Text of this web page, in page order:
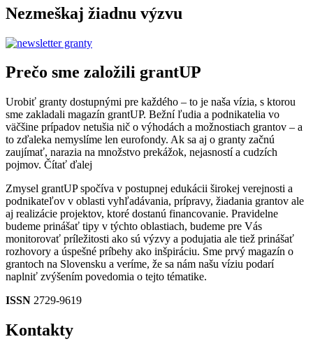
Nezmeškaj žiadnu výzvu
Prečo sme založili grantUP
Urobiť granty dostupnými pre každého – to je naša vízia, s ktorou
sme zakladali magazín grantUP. Bežní ľudia a podnikatelia vo
väčšine prípadov netušia nič o výhodách a možnostiach grantov – a
to zďaleka nemyslíme len eurofondy. Ak sa aj o granty začnú
zaujímať, narazia na množstvo prekážok, nejasností a cudzích
pojmov. Čítať ďalej
Zmysel grantUP spočíva v postupnej edukácii širokej verejnosti a
podnikateľov v oblasti vyhľadávania, prípravy, žiadania grantov ale
aj realizácie projektov, ktoré dostanú financovanie. Pravidelne
budeme prinášať tipy v týchto oblastiach, budeme pre Vás
monitorovať príležitosti ako sú výzvy a podujatia ale tiež prinášať
rozhovory a úspešné príbehy ako inšpiráciu. Sme prvý magazín o
grantoch na Slovensku a veríme, že sa nám našu víziu podarí
naplniť zvýšením povedomia o tejto tématike.
ISSN 2729-9619
Kontakty